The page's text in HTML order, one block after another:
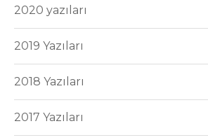
2020 yazıları
2019 Yazıları
2018 Yazıları
2017 Yazıları